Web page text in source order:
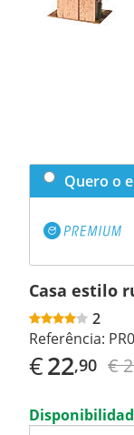
Quero o
Casa estilo
2
Referência:
€22,90 €